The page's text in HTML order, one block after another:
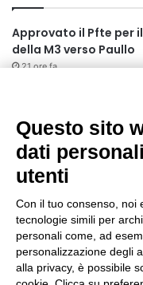
Approvato il Pfte per
della M3 verso Paullo
21 ore fa
75 anni di INFN. La
futuro della ricerca in
fondamentale in Italia
21 ore fa
Milano Aiuta Estate,
assistenza attivate
23 ore fa
Il potenziale
curiosità guida
Questo sito
dati
utenti
Con il tuo consenso, noi
tecnologie simili per
personali come, ad
personalizzazione degli
alla privacy, è possibile